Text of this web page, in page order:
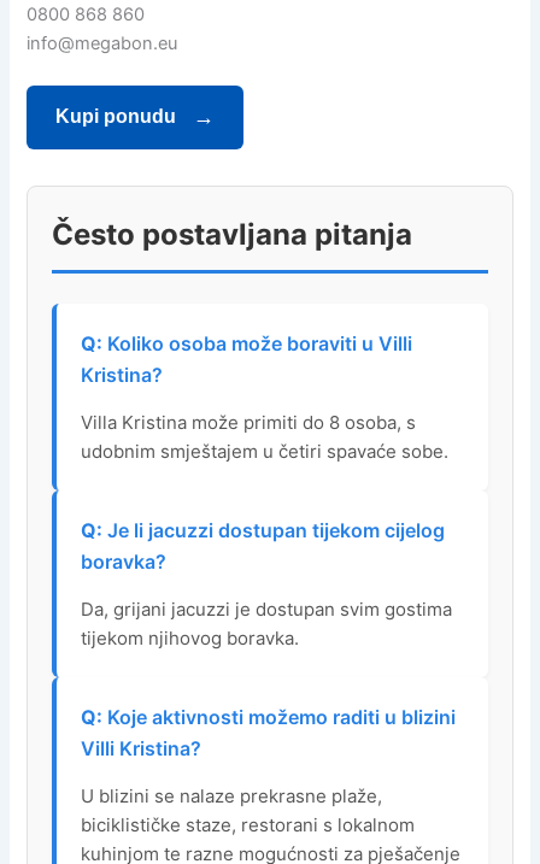
0800 868 860
info@megabon.eu
Kupi ponudu
Često postavljana pitanja
Koliko osoba može boraviti u Villi
Kristina?
Villa Kristina može primiti do 8 osoba, s
udobnim smještajem u četiri spavaće sobe.
Je li jacuzzi dostupan tijekom cijelog
boravka?
Da, grijani jacuzzi je dostupan svim gostima
tijekom njihovog boravka.
Koje aktivnosti možemo raditi u blizini
Villi Kristina?
U blizini se nalaze prekrasne plaže,
biciklističke staze, restorani s lokalnom
kuhinjom te razne mogućnosti za pješačenje